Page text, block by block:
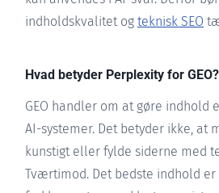
indholdskvalitet og teknisk SEO
Hvad betyder Perplexity for GEO?
GEO handler om at gøre indhold
AI-systemer. Det betyder ikke, at
kunstigt eller fylde siderne med
Tværtimod. Det bedste indhold